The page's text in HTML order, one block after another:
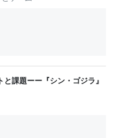
課題ーー『シン・ゴジラ』